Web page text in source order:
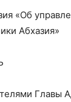
«Об
Абхазия»
Главы